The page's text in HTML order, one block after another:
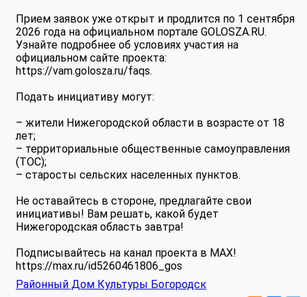
Прием заявок уже открыт и продлится по 1 сентября
2026 года на официальном портале GOLOSZA.RU.
Узнайте подробнее об условиях участия на
официальном сайте проекта:
https://vam.golosza.ru/faqs.
Подать инициативу могут:
– жители Нижегородской области в возрасте от 18
лет;
– территориальные общественные самоуправления
(ТОС);
– старосты сельских населенных пунктов.
Не оставайтесь в стороне, предлагайте свои
инициативы! Вам решать, какой будет
Нижегородская область завтра!
Подписывайтесь на канал проекта в MAX!
https://max.ru/id5260461806_gos
Районный Дом Культуры Богородск